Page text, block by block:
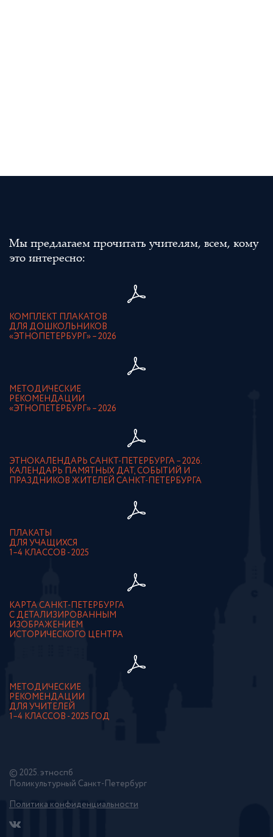
Мы предлагаем прочитать учителям, всем, кому
это интересно:
КОМПЛЕКТ ПЛАКАТОВ
ДЛЯ ДОШКОЛЬНИКОВ
«ЭТНОПЕТЕРБУРГ» – 2026
МЕТОДИЧЕСКИЕ
РЕКОМЕНДАЦИИ
«ЭТНОПЕТЕРБУРГ» – 2026
ЭТНОКАЛЕНДАРЬ САНКТ-ПЕТЕРБУРГА – 2026.
КАЛЕНДАРЬ ПАМЯТНЫХ ДАТ, СОБЫТИЙ И
ПРАЗДНИКОВ ЖИТЕЛЕЙ САНКТ-ПЕТЕРБУРГА
ПЛАКАТЫ
ДЛЯ УЧАЩИХСЯ
1–4 КЛАССОВ - 2025
КАРТА САНКТ-ПЕТЕРБУРГА
С ДЕТАЛИЗИРОВАННЫМ
ИЗОБРАЖЕНИЕМ
ИСТОРИЧЕСКОГО ЦЕНТРА
МЕТОДИЧЕСКИЕ
РЕКОМЕНДАЦИИ
ДЛЯ УЧИТЕЛЕЙ
1–4 КЛАССОВ - 2025 ГОД
© 2025. этноспб
Поликультурный Санкт-Петербург
Политика конфиденциальности